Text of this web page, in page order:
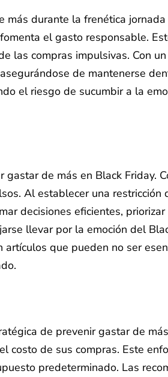
durante la frenética
el gasto responsable.
las compras impulsivas. Con
de mantenerse
el riesgo de sucumbir a la
de más en Black Friday.
Al establecer una
decisiones eficientes,
llevar por la emoción del
que pueden no ser
de prevenir gastar de
de sus compras. Este
predeterminado. Las